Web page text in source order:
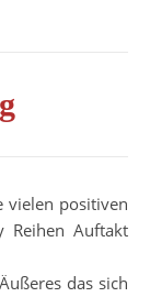
vielen positiven
Reihen Auftakt
das sich